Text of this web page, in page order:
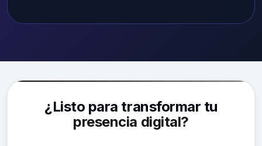
¿Listo para transformar tu
presencia digital?